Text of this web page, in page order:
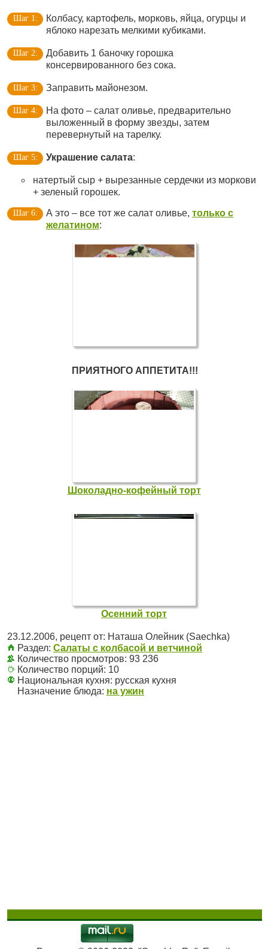
Колбасу, картофель, морковь, яйца, огурцы и
яблоко нарезать мелкими кубиками.
Добавить 1 баночку горошка
консервированного без сока.
Заправить майонезом.
На фото – салат оливье, предварительно
выложенный в форму звезды, затем
перевернутый на тарелку.
Украшение салата:
натертый сыр + вырезанные сердечки из моркови
+ зеленый горошек.
А это – все тот же салат оливье, только с
желатином:
ПРИЯТНОГО АППЕТИТА!!!
Шоколадно-кофейный торт
Осенний торт
23.12.2006, рецепт от: Наташа Олейник (Saechka)
Раздел: Салаты с колбасой и ветчиной
Количество просмотров: 93 236
Количество порций: 10
Национальная кухня: русская кухня
Назначение блюда: на ужин